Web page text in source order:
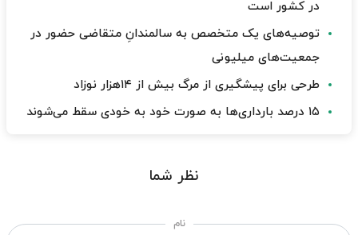
در کشور است
توصیه‌های یک متخصص به سالمندانِ متقاضی حضور در
جمعیت‌های میلیونی
طرحی برای پیشگیری از مرگ بیش از ۱۴هزار نوزاد
۱۵ درصد بارداری‌ها به صورت خود به خودی سقط می‌شوند
نظر شما
نام